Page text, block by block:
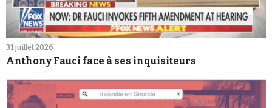
31 juillet 2026
Anthony Fauci face à ses inquisiteurs